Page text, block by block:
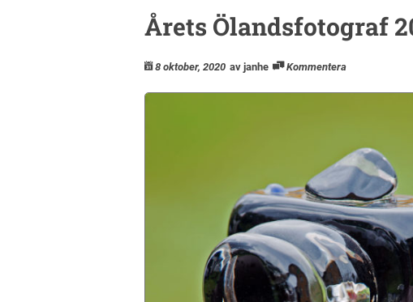
Årets Ölandsfotograf
8 oktober, 2020 av janhe Kommentera